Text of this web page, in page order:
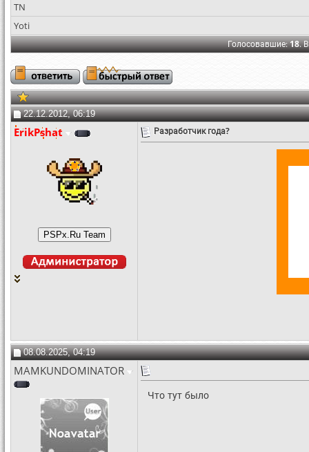
TN
Yoti
Голосовавшие:18.
22.12.2012, 06:19
ErikPshat Разработчик года?
08.08.2025, 04:19
MAMKUNDOMINATOR
Что тут было